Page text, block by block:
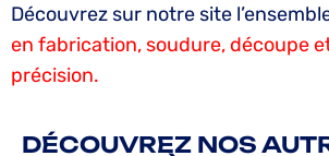
Découvrez sur notre site
en fabrication, soudure, découpe
précision.
DÉCOUVREZ NOS